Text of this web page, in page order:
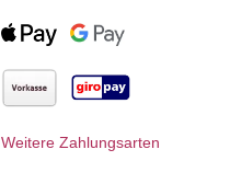
Weitere Zahlungsarten